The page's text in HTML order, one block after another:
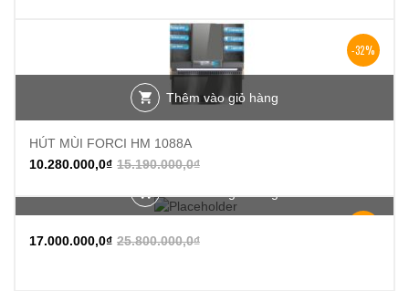
-32%
Thêm vào giỏ hàng
HÚT MÙI FORCI HM 1088A
15.190.000,0₫
10.280.000,0₫
25.800.000,0₫
17.000.000,0₫